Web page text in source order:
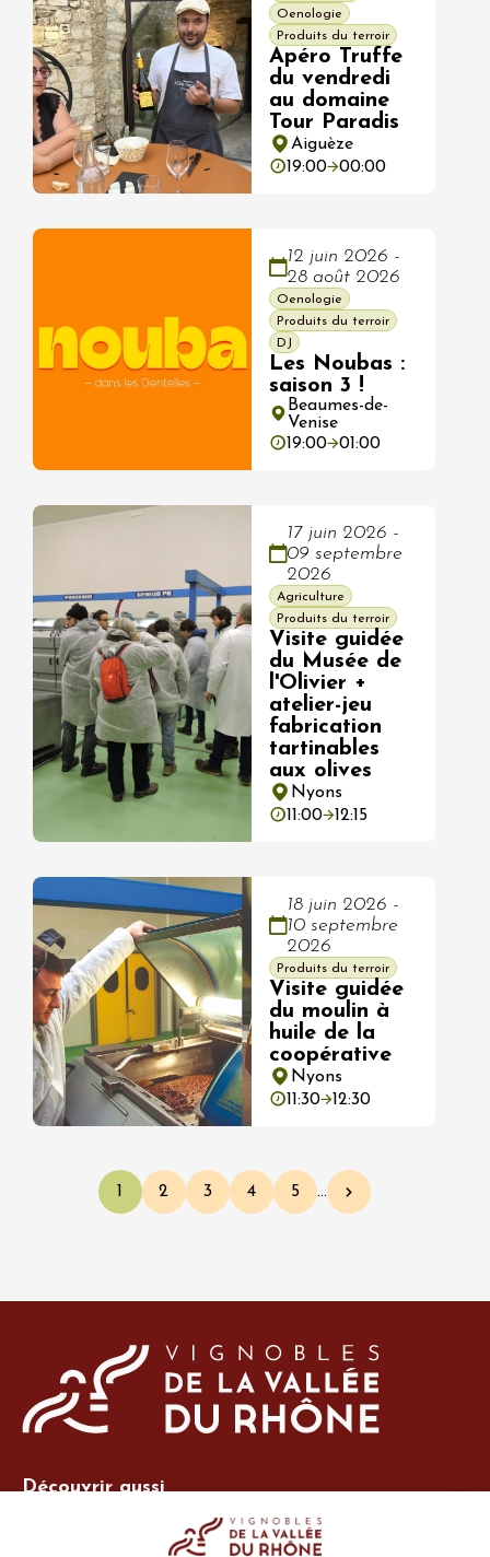
Oenologie
Produits du terroir
Apéro Truffe
du vendredi
au domaine
Tour Paradis
Aiguèze
19:00
00:00
12 juin 2026 -
28 août 2026
Oenologie
Produits du terroir
DJ
Les Noubas :
saison 3 !
Beaumes-de-
Venise
19:00
01:00
17 juin 2026 -
09 septembre
2026
Agriculture
Produits du terroir
Visite guidée
du Musée de
l'Olivier +
atelier-jeu
fabrication
tartinables
aux olives
Nyons
11:00
12:15
18 juin 2026 -
10 septembre
2026
Produits du terroir
Visite guidée
du moulin à
huile de la
coopérative
Nyons
11:30
12:30
Pagination
Page courante
1 Page
2 Page
3 Page
4 Page
5 … Page suivante
Découvrir aussi